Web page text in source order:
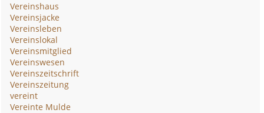
Vereinshaus
Vereinsjacke
Vereinsleben
Vereinslokal
Vereinsmitglied
Vereinswesen
Vereinszeitschrift
Vereinszeitung
vereint
Vereinte Mulde